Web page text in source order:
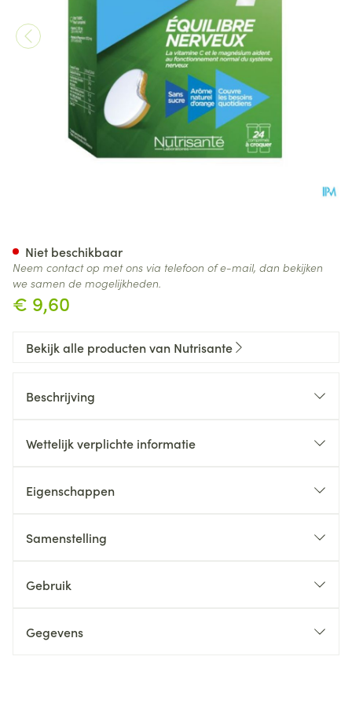
€ 9,60
Niet beschikbaar
Neem contact op met ons via telefoon of e-mail, dan bekijken
we samen de mogelijkheden.
Bekijk alle producten van Nutrisante
Beschrijving
Wettelijk verplichte informatie
Eigenschappen
Samenstelling
Gebruik
Gegevens